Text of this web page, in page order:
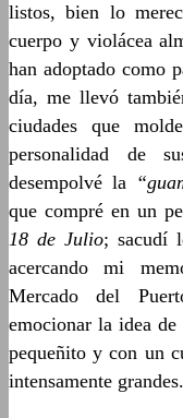
listos, bien lo
cuerpo y violácea
han adoptado como
día, me llevó
ciudades que
personalidad de
desempolvé la
que compré en un
18 de Julio; sacudí
acercando mi
Mercado del
emocionar la idea
pequeñito y con un
intensamente grandes.